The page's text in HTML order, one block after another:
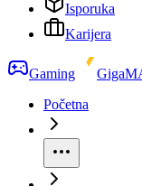
Isporuka
Karijera
Gaming
Početna